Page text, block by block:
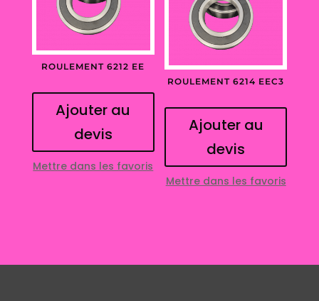
ROULEMENT 6212 EE
Ajouter au
devis
Mettre dans les favoris
ROULEMENT 6214 EEC3
Ajouter au
devis
Mettre dans les favoris